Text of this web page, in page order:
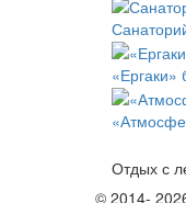
«Ергаки»
Отдых с
© 2014-